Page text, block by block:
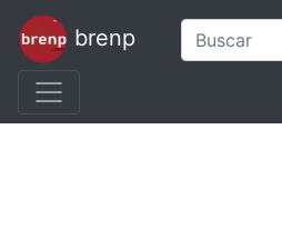
brenp